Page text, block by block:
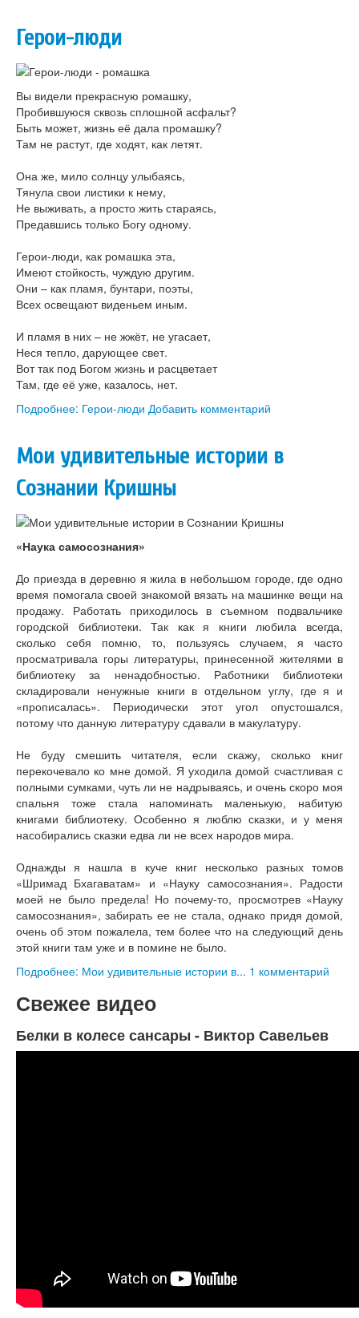
Герои-люди
Вы видели прекрасную ромашку,
Пробившуюся сквозь сплошной асфальт?
Быть может, жизнь её дала промашку?
Там не растут, где ходят, как летят.
Она же, мило солнцу улыбаясь,
Тянула свои листики к нему,
Не выживать, а просто жить стараясь,
Предавшись только Богу одному.
Герои-люди, как ромашка эта,
Имеют стойкость, чуждую другим.
Они – как пламя, бунтари, поэты,
Всех освещают виденьем иным.
И пламя в них – не жжёт, не угасает,
Неся тепло, дарующее свет.
Вот так под Богом жизнь и расцветает
Там, где её уже, казалось, нет.
Подробнее: Герои-люди Добавить комментарий
Мои удивительные истории в
Сознании Кришны
«Наука самосознания»
До приезда в деревню я жила в небольшом городе, где одно
время помогала своей знакомой вязать на машинке вещи на
продажу. Работать приходилось в съемном подвальчике
городской библиотеки. Так как я книги любила всегда,
сколько себя помню, то, пользуясь случаем, я часто
просматривала горы литературы, принесенной жителями в
библиотеку за ненадобностью. Работники библиотеки
складировали ненужные книги в отдельном углу, где я и
«прописалась». Периодически этот угол опустошался,
потому что данную литературу сдавали в макулатуру.
Не буду смешить читателя, если скажу, сколько книг
перекочевало ко мне домой. Я уходила домой счастливая с
полными сумками, чуть ли не надрываясь, и очень скоро моя
спальня тоже стала напоминать маленькую, набитую
книгами библиотеку. Особенно я люблю сказки, и у меня
насобирались сказки едва ли не всех народов мира.
Однажды я нашла в куче книг несколько разных томов
«Шримад Бхагаватам» и «Науку самосознания». Радости
моей не было предела! Но почему-то, просмотрев «Науку
самосознания», забирать ее не стала, однако придя домой,
очень об этом пожалела, тем более что на следующий день
этой книги там уже и в помине не было.
Подробнее: Мои удивительные истории в... 1 комментарий
Свежее видео
Белки в колесе сансары - Виктор Савельев